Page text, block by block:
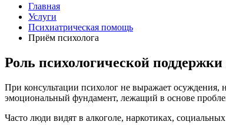
Главная
Услуги
Психиатрическая помощь
Приём психолога
Роль психологической
При консультации психолог не выражает осуждения,
эмоциональный фундамент, лежащий в основе
Часто люди видят в алкоголе, наркотиках,